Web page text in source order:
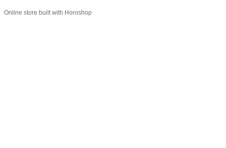
Online store built with Horoshop